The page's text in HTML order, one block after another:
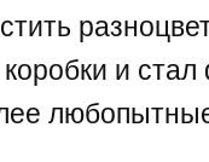
и